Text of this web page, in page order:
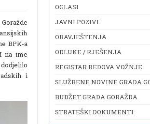
BPK-a
na ime
dodjelilo
i
OGLASI
JAVNI POZIVI
OBAVJEŠTENJA
ODLUKE / RJEŠENJA
REGISTAR REDOVA VOŽNJE
SLUŽBENE NOVINE GRADA
BUDŽET GRADA GORAŽDA
STRATEŠKI DOKUMENTI